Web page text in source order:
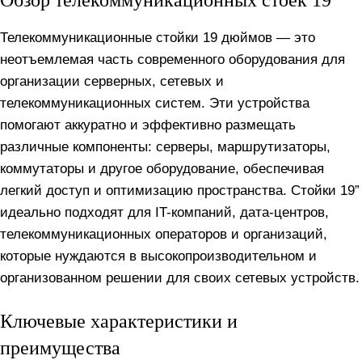
Телекоммуникационные стойки 19 дюймов — это
неотъемлемая часть современного оборудования для
организации серверных, сетевых и
телекоммуникационных систем. Эти устройства
помогают аккуратно и эффективно размещать
различные компоненты: серверы, маршрутизаторы,
коммутаторы и другое оборудование, обеспечивая
легкий доступ и оптимизацию пространства. Стойки 19”
идеально подходят для IT-компаний, дата-центров,
телекоммуникационных операторов и организаций,
которые нуждаются в высокопроизводительном и
организованном решении для своих сетевых устройств.
Ключевые характеристики и
преимущества